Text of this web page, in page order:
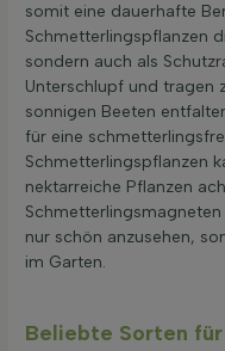
somit eine dauerhafte
Schmetterlingspflanzen
sondern auch als
Unterschlupf und tragen
sonnigen Beeten
für eine
Schmetterlingspflanzen
nektarreiche Pflanzen
nur schön anzusehen,
im Garten.
Beliebte Sorten